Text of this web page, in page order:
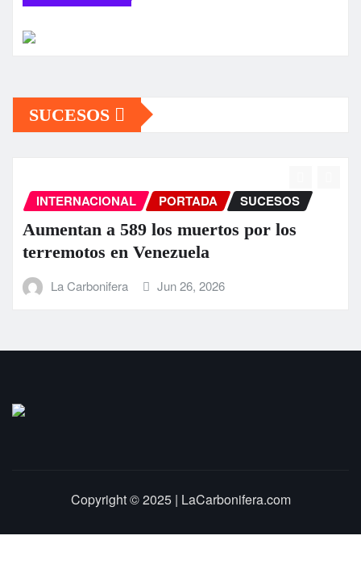
SUCESOS
INTERNACIONAL PORTADA SUCESOS
Aumentan a 589 los muertos por los
terremotos en Venezuela
La Carbonifera Jun 26, 2026
Copyright © 2025 | LaCarbonifera.com